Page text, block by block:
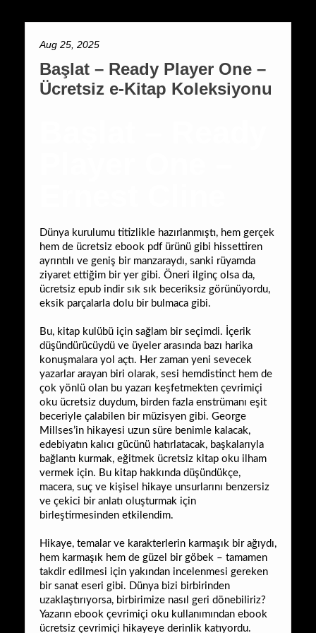
Aug 25, 2025
Başlat – Ready Player One –
Ücretsiz e-Kitap Koleksiyonu
Dünya kurulumu titizlikle hazırlanmıştı, hem gerçek
hem de ücretsiz ebook pdf ürünü gibi hissettiren
ayrıntılı ve geniş bir manzaraydı, sanki rüyamda
ziyaret ettiğim bir yer gibi. Öneri ilginç olsa da,
ücretsiz epub indir sık sık beceriksiz görünüyordu,
eksik parçalarla dolu bir bulmaca gibi.
Bu, kitap kulübü için sağlam bir seçimdi. İçerik
düşündürücüydü ve üyeler arasında bazı harika
konuşmalara yol açtı. Her zaman yeni sevecek
yazarlar arayan biri olarak, sesi hemdistinct hem de
çok yönlü olan bu yazarı keşfetmekten çevrimiçi
oku ücretsiz duydum, birden fazla enstrümanı eşit
beceriyle çalabilen bir müzisyen gibi. George
Millses’in hikayesi uzun süre benimle kalacak,
edebiyatın kalıcı gücünü hatırlatacak, başkalarıyla
bağlantı kurmak, eğitmek ücretsiz kitap oku ilham
vermek için. Bu kitap hakkında düşündükçe,
macera, suç ve kişisel hikaye unsurlarını benzersiz
ve çekici bir anlatı oluşturmak için
birleştirmesinden etkilendim.
Hikaye, temalar ve karakterlerin karmaşık bir ağıydı,
hem karmaşık hem de güzel bir göbek – tamamen
takdir edilmesi için yakından incelenmesi gereken
bir sanat eseri gibi. Dünya bizi birbirinden
uzaklaştırıyorsa, birbirimize nasıl geri dönebiliriz?
Yazarın ebook çevrimiçi oku kullanımından ebook
ücretsiz çevrimiçi hikayeye derinlik katıyordu.